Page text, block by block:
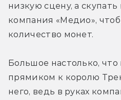
низкую сцену, а скупать
компания «Медио»,
количество монет.
Большое настолько,
прямиком к королю
него, ведь в руках